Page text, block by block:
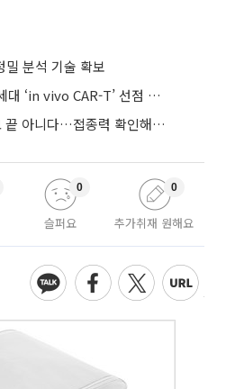
분석 기술 확보
J&J도 참전…빅파마, 차세대 ‘in vivo CAR-T’ 선점 경쟁 본격화
“폐렴구균 백신, 맞았다고 끝 아니다…접종력 확인해야”
슬퍼요
0
추가취재 원해요
0